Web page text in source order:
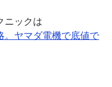
ニックは
。ヤマダ電機で底値で